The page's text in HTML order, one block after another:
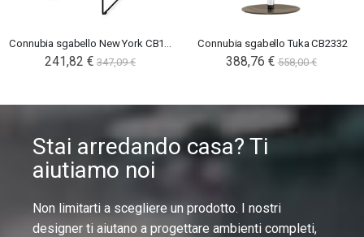
241,82 € 347,09 €
Connubia sgabello Tuka CB2332
388,76 € 558,00 €
Stai arredando casa? Ti
aiutiamo noi
Non limitarti a scegliere un prodotto. I nostri
designer ti aiutano a progettare ambienti completi,